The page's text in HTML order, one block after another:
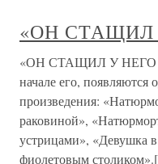
«ОН
«ОН СТАЩИЛ У НЕГО
начале его, появляются
произведения:
раковиной»,
устрицами», «Девушка
фиолетовым